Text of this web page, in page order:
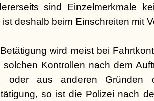
sind Einzelmerkmale
deshalb beim Einschreiten mit
wird meist bei
Kontrollen nach dem
oder aus anderen Gründen
so ist die Polizei nach